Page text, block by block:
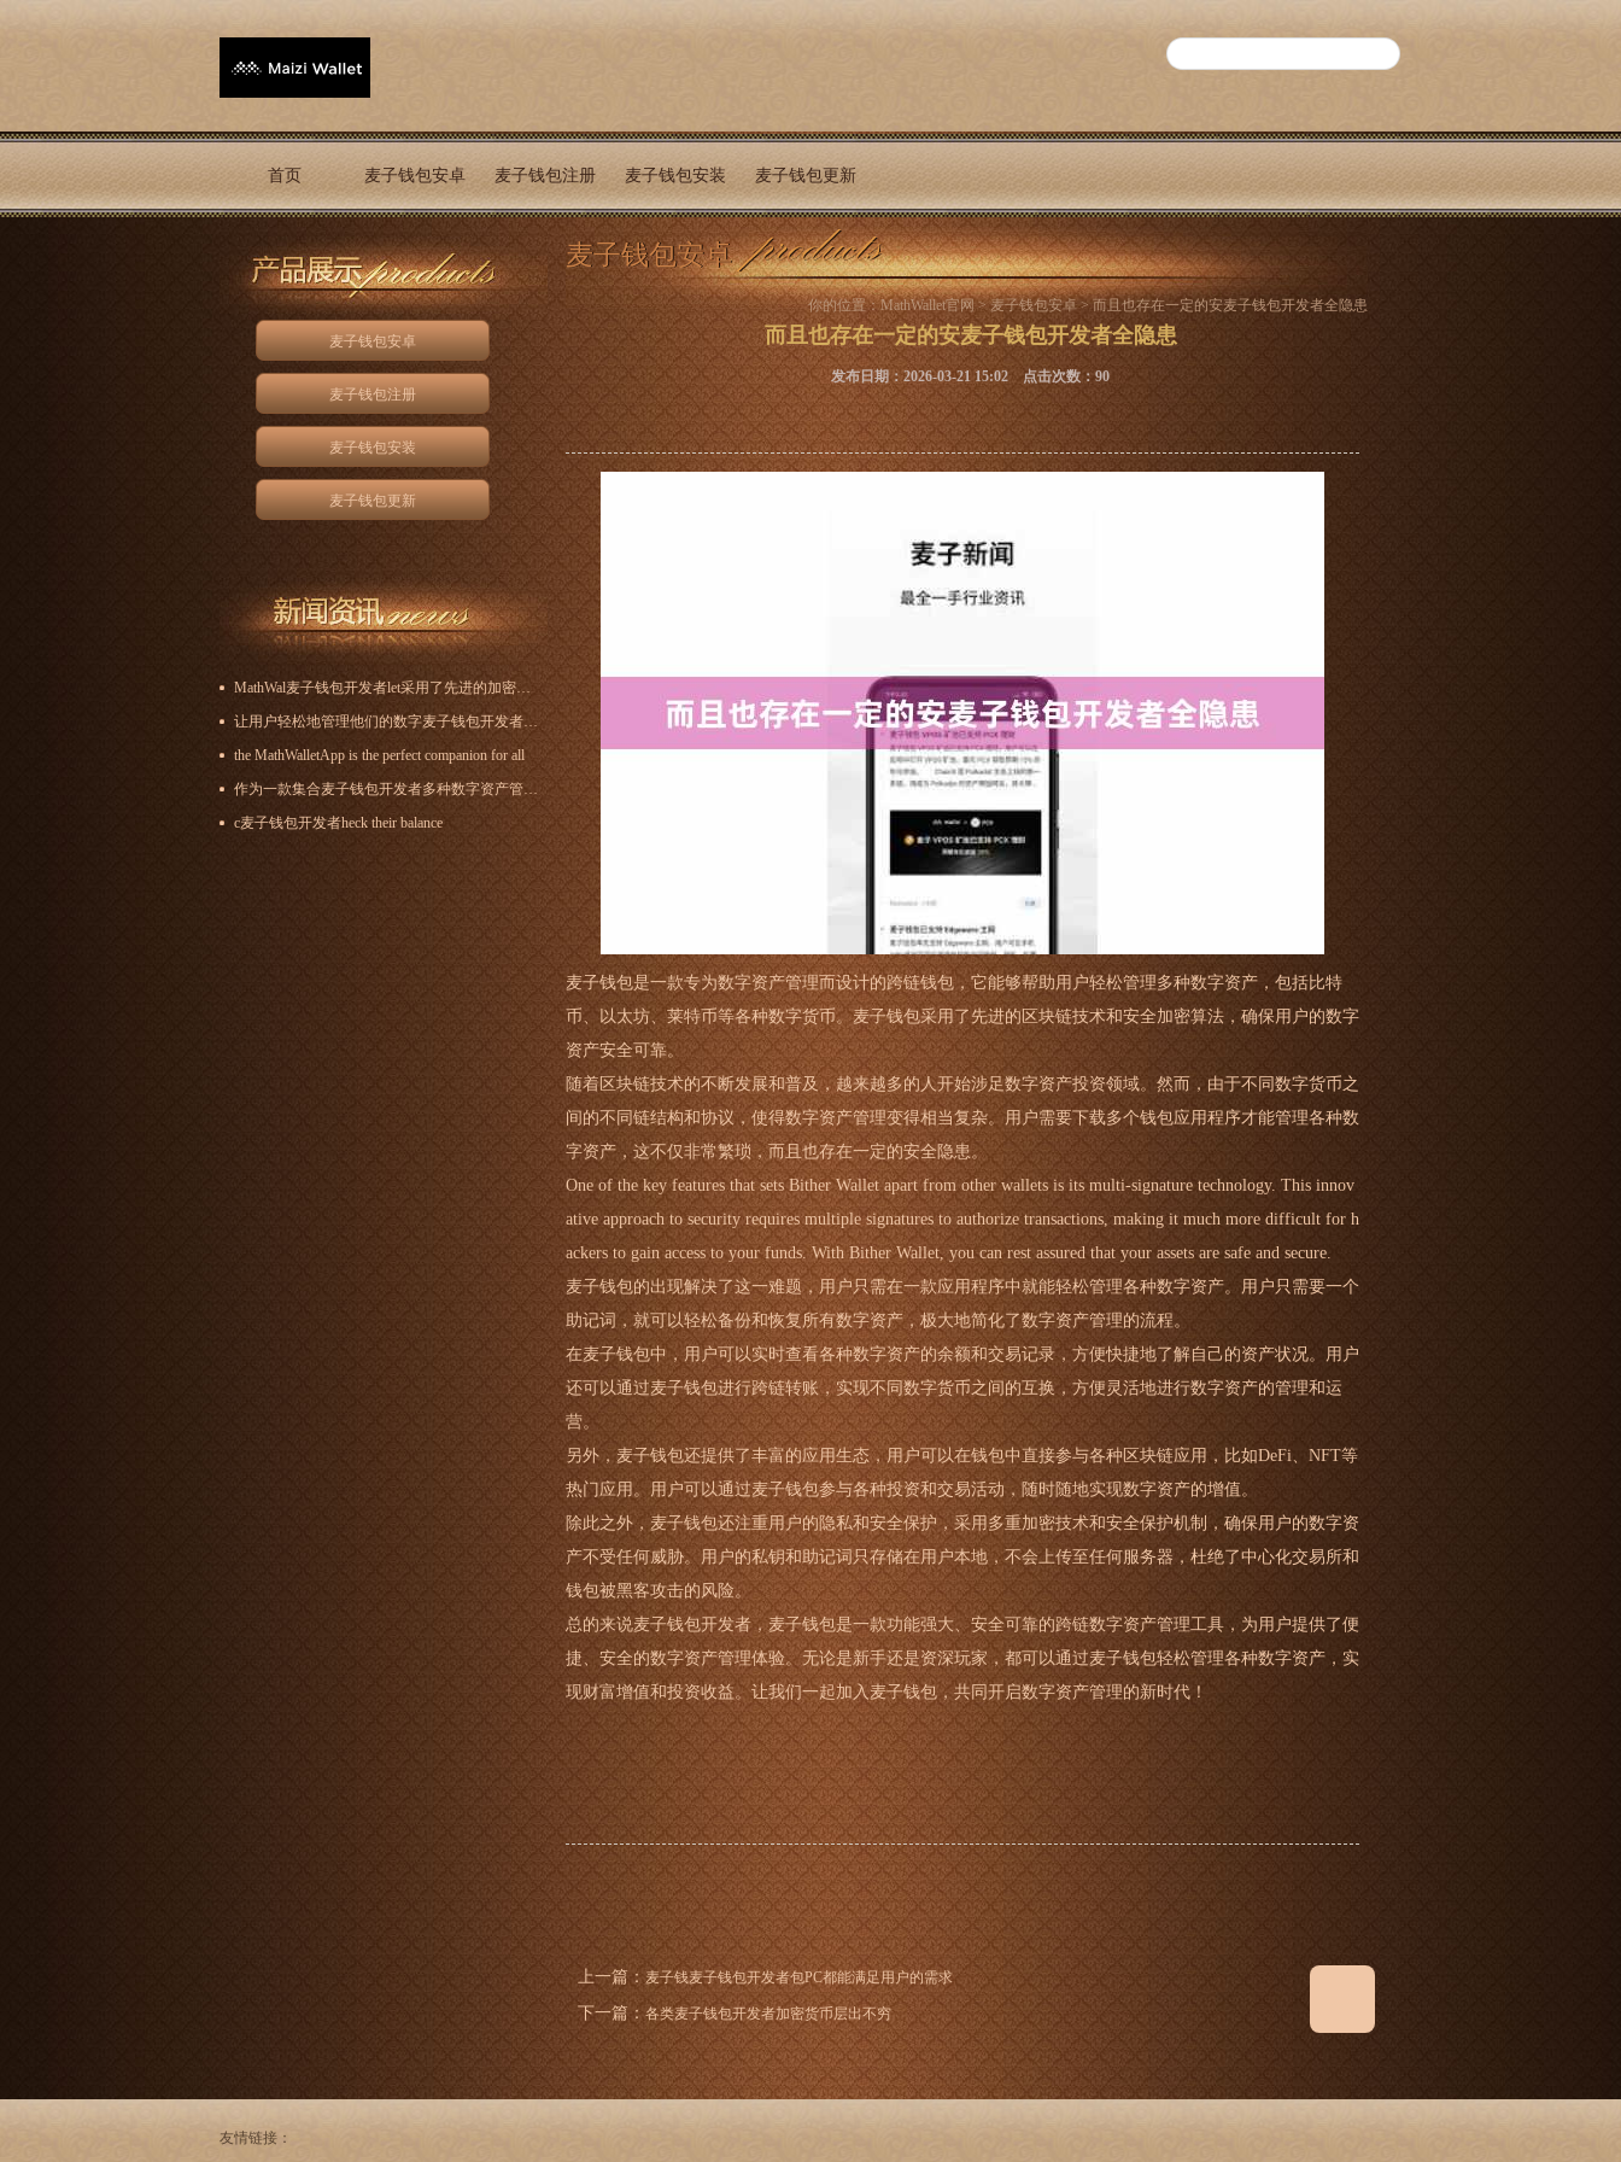
首页 麦子钱包安卓 麦子钱包注册 麦子钱包安装 麦子钱包更新
麦子钱包安卓
麦子钱包注册
麦子钱包安装
麦子钱包更新
MathWal麦子钱包开发者let采用了先进的加密技术
让用户轻松地管理他们的数字麦子钱包开发者资产
the MathWalletApp is the perfect companion for all
作为一款集合麦子钱包开发者多种数字资产管理功能的区块链钱包
c麦子钱包开发者heck their balance
麦子钱包安卓
你的位置：MathWallet官网>麦子钱包安卓> 而且也存在一定的安麦子钱包开发者全隐患
而且也存在一定的安麦子钱包开发者全隐患
发布日期：2026-03-21 15:02 点击次数：90
麦子钱包是一款专为数字资产管理而设计的跨链钱包，它能够帮助用户轻松管理多种数字资产，包括比特
币、以太坊、莱特币等各种数字货币。麦子钱包采用了先进的区块链技术和安全加密算法，确保用户的数字
资产安全可靠。
随着区块链技术的不断发展和普及，越来越多的人开始涉足数字资产投资领域。然而，由于不同数字货币之
间的不同链结构和协议，使得数字资产管理变得相当复杂。用户需要下载多个钱包应用程序才能管理各种数
字资产，这不仅非常繁琐，而且也存在一定的安全隐患。
One of the key features that sets Bither Wallet apart from other wallets is its multi-signature technology. This innov
ative approach to security requires multiple signatures to authorize transactions, making it much more difficult for h
ackers to gain access to your funds. With Bither Wallet, you can rest assured that your assets are safe and secure.
麦子钱包的出现解决了这一难题，用户只需在一款应用程序中就能轻松管理各种数字资产。用户只需要一个
助记词，就可以轻松备份和恢复所有数字资产，极大地简化了数字资产管理的流程。
在麦子钱包中，用户可以实时查看各种数字资产的余额和交易记录，方便快捷地了解自己的资产状况。用户
还可以通过麦子钱包进行跨链转账，实现不同数字货币之间的互换，方便灵活地进行数字资产的管理和运
营。
另外，麦子钱包还提供了丰富的应用生态，用户可以在钱包中直接参与各种区块链应用，比如DeFi、NFT等
热门应用。用户可以通过麦子钱包参与各种投资和交易活动，随时随地实现数字资产的增值。
除此之外，麦子钱包还注重用户的隐私和安全保护，采用多重加密技术和安全保护机制，确保用户的数字资
产不受任何威胁。用户的私钥和助记词只存储在用户本地，不会上传至任何服务器，杜绝了中心化交易所和
钱包被黑客攻击的风险。
总的来说麦子钱包开发者，麦子钱包是一款功能强大、安全可靠的跨链数字资产管理工具，为用户提供了便
捷、安全的数字资产管理体验。无论是新手还是资深玩家，都可以通过麦子钱包轻松管理各种数字资产，实
现财富增值和投资收益。让我们一起加入麦子钱包，共同开启数字资产管理的新时代！
上一篇： 麦子钱麦子钱包开发者包PC都能满足用户的需求
下一篇： 各类麦子钱包开发者加密货币层出不穷
友情链接：